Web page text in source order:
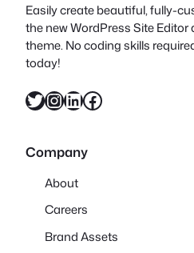
Easily create beautiful, fully-
the new WordPress Site
theme. No coding skills
today!
X InstagramLinkedIn Facebook
Company
About
Careers
Brand Assets